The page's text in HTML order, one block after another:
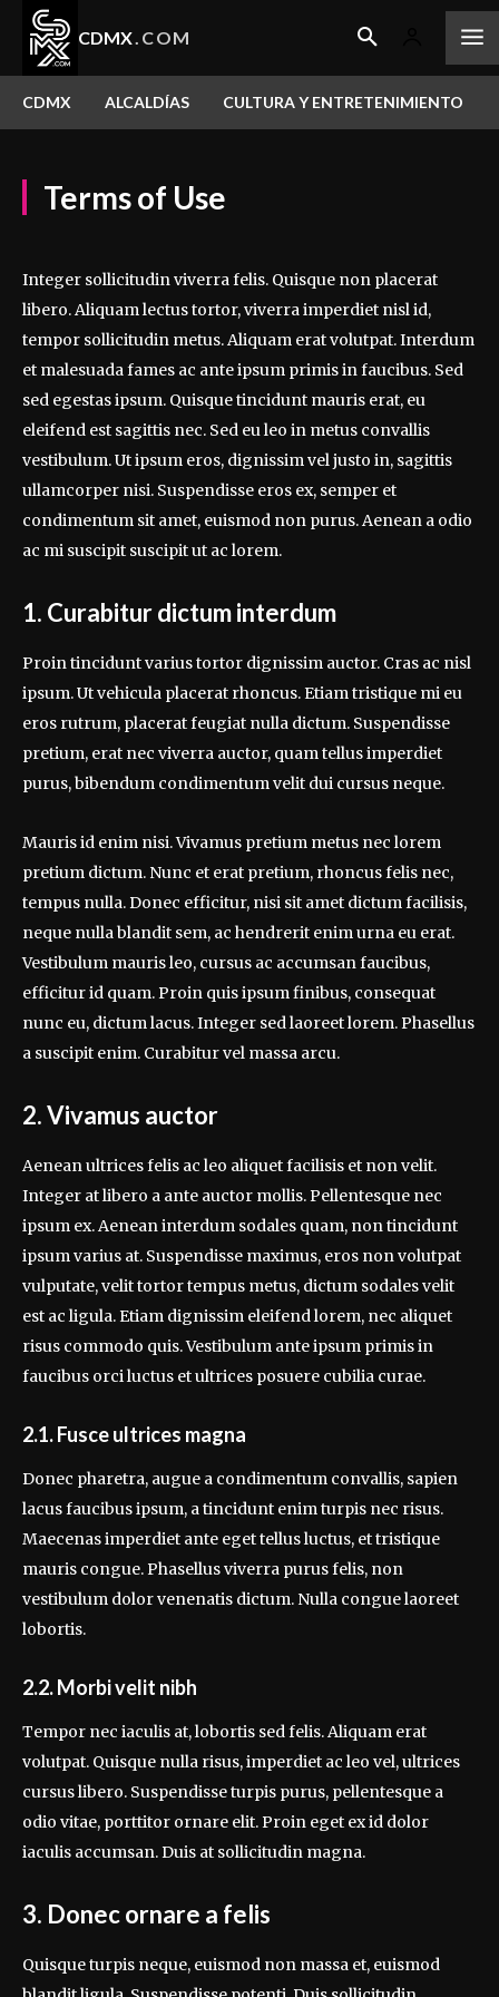
CDMX .COM
CDMX ALCALDÍAS CULTURA Y ENTRETENIMIENTO
Terms of Use
Integer sollicitudin viverra felis. Quisque non placerat
libero. Aliquam lectus tortor, viverra imperdiet nisl id,
tempor sollicitudin metus. Aliquam erat volutpat. Interdum
et malesuada fames ac ante ipsum primis in faucibus. Sed
sed egestas ipsum. Quisque tincidunt mauris erat, eu
eleifend est sagittis nec. Sed eu leo in metus convallis
vestibulum. Ut ipsum eros, dignissim vel justo in, sagittis
ullamcorper nisi. Suspendisse eros ex, semper et
condimentum sit amet, euismod non purus. Aenean a odio
ac mi suscipit suscipit ut ac lorem.
1. Curabitur dictum interdum
Proin tincidunt varius tortor dignissim auctor. Cras ac nisl
ipsum. Ut vehicula placerat rhoncus. Etiam tristique mi eu
eros rutrum, placerat feugiat nulla dictum. Suspendisse
pretium, erat nec viverra auctor, quam tellus imperdiet
purus, bibendum condimentum velit dui cursus neque.
Mauris id enim nisi. Vivamus pretium metus nec lorem
pretium dictum. Nunc et erat pretium, rhoncus felis nec,
tempus nulla. Donec efficitur, nisi sit amet dictum facilisis,
neque nulla blandit sem, ac hendrerit enim urna eu erat.
Vestibulum mauris leo, cursus ac accumsan faucibus,
efficitur id quam. Proin quis ipsum finibus, consequat
nunc eu, dictum lacus. Integer sed laoreet lorem. Phasellus
a suscipit enim. Curabitur vel massa arcu.
2. Vivamus auctor
Aenean ultrices felis ac leo aliquet facilisis et non velit.
Integer at libero a ante auctor mollis. Pellentesque nec
ipsum ex. Aenean interdum sodales quam, non tincidunt
ipsum varius at. Suspendisse maximus, eros non volutpat
vulputate, velit tortor tempus metus, dictum sodales velit
est ac ligula. Etiam dignissim eleifend lorem, nec aliquet
risus commodo quis. Vestibulum ante ipsum primis in
faucibus orci luctus et ultrices posuere cubilia curae.
2.1. Fusce ultrices magna
Donec pharetra, augue a condimentum convallis, sapien
lacus faucibus ipsum, a tincidunt enim turpis nec risus.
Maecenas imperdiet ante eget tellus luctus, et tristique
mauris congue. Phasellus viverra purus felis, non
vestibulum dolor venenatis dictum. Nulla congue laoreet
lobortis.
2.2. Morbi velit nibh
Tempor nec iaculis at, lobortis sed felis. Aliquam erat
volutpat. Quisque nulla risus, imperdiet ac leo vel, ultrices
cursus libero. Suspendisse turpis purus, pellentesque a
odio vitae, porttitor ornare elit. Proin eget ex id dolor
iaculis accumsan. Duis at sollicitudin magna.
3. Donec ornare a felis
Quisque turpis neque, euismod non massa et, euismod